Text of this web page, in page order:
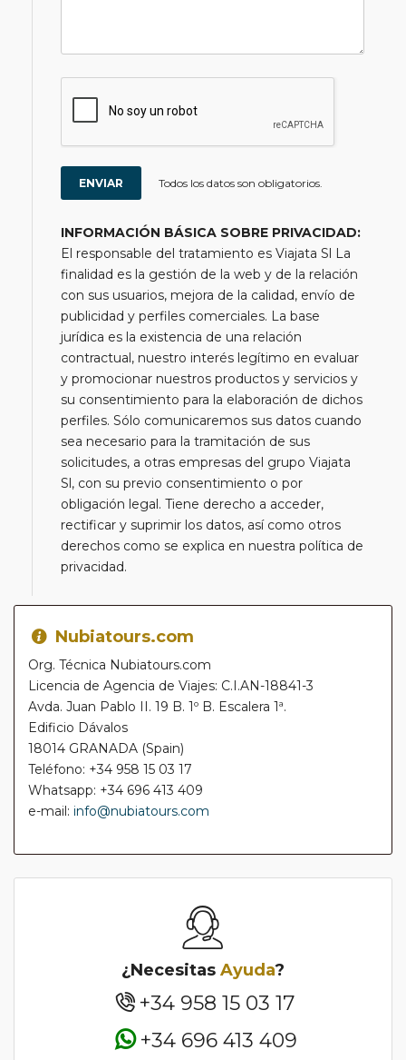
Todos los datos son obligatorios.
INFORMACIÓN BÁSICA SOBRE PRIVACIDAD:
El responsable del tratamiento es Viajata Sl La
finalidad es la gestión de la web y de la relación
con sus usuarios, mejora de la calidad, envío de
publicidad y perfiles comerciales. La base
jurídica es la existencia de una relación
contractual, nuestro interés legítimo en evaluar
y promocionar nuestros productos y servicios y
su consentimiento para la elaboración de dichos
perfiles. Sólo comunicaremos sus datos cuando
sea necesario para la tramitación de sus
solicitudes, a otras empresas del grupo Viajata
Sl, con su previo consentimiento o por
obligación legal. Tiene derecho a acceder,
rectificar y suprimir los datos, así como otros
derechos como se explica en nuestra política de
privacidad.
Nubiatours.com
Org. Técnica Nubiatours.com
Licencia de Agencia de Viajes: C.I.AN-18841-3
Avda. Juan Pablo II. 19 B. 1º B. Escalera 1ª.
Edificio Dávalos
18014 GRANADA (Spain)
Teléfono: +34 958 15 03 17
Whatsapp: +34 696 413 409
e-mail: info@nubiatours.com
¿Necesitas Ayuda?
+34 958 15 03 17
+34 696 413 409